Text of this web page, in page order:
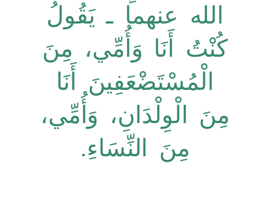
الله عنهما ـ يَقُولُ
كُنْتُ أَنَا وَأُمِّي، مِنَ
الْمُسْتَضْعَفِينَ أَنَا
مِنَ الْوِلْدَانِ، وَأُمِّي،
مِنَ النِّسَاءِ‏.‏